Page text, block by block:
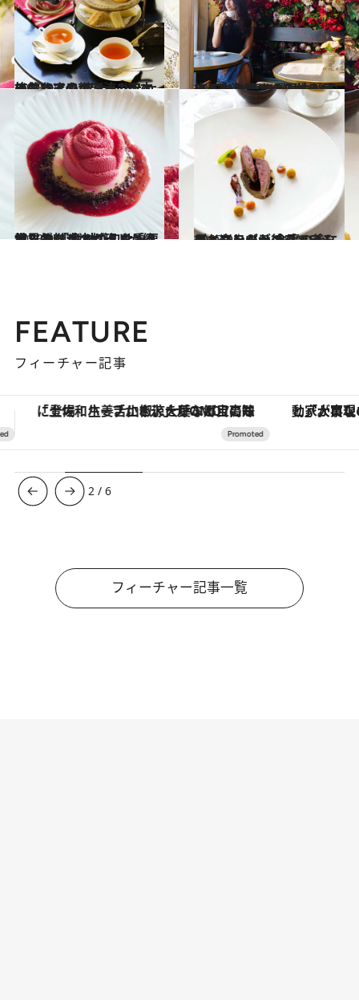
2023.9.8
イタリアの新潮流カフェでブレイク フィレンツェのおすすめカフェ2選 本格的なアフタヌーンティーも
旅＆お出かけ 2023.9.6
フィレンツェの個性が感じられる 気の置けないお店4選 注目のリストランテへ出かけよう
旅＆お出かけ
2023.9.4
世界的グルメガイドが絶賛する 「ボルゴ・サン・ヤコポ」 食材の旬を重要視した魅惑の料理
旅＆お出かけ 2023.9.3
フィレンツェのファインダイニングへ 食事の後にもお楽しみが待っている ラ・レッジェンダ・デイ・フラーティ
旅＆お出かけ
FEATURE
フィーチャー記事
「大事なのは地域の意識を変えること」。ロレックス賞受賞の自然保護活動家が実現させたナイジェリアの自然環境の復活
3 /6
フィーチャー記事一覧